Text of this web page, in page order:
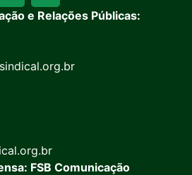
e Relações Públicas:
FSB Comunicação